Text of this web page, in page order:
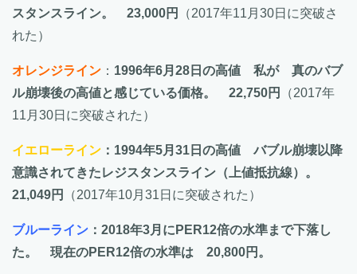
スタンスライン。 23,000円
（2017年11月30日に突破さ
れた）
オレンジライン ： 1996年6月28日の高値 私が 真のバブ
ル崩壊後の高値と感じている価格。 22,750円
（2017年
11月30日に突破された）
イエローライン ：1994年5月31日の高値 バブル崩壊以降
意識されてきたレジスタンスライン（上値抵抗線）。
21,049円
（2017年10月31日に突破された）
ブルーライン ：2018年3月にPER12倍の水準まで下落し
た。 現在のPER12倍の水準は 20,800円。